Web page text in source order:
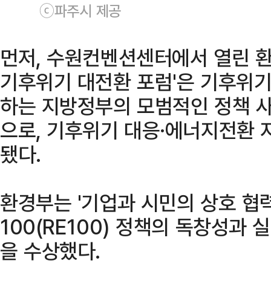
ⓒ파주시 제공
먼저, 수원컨벤션센터에서 열린
기후위기 대전환 포럼'은 기후위
하는 지방정부의 모범적인 정책
으로, 기후위기 대응·에너지전환
됐다.
환경부는 '기업과 시민의 상호 협
100(RE100) 정책의 독창성과
을 수상했다.